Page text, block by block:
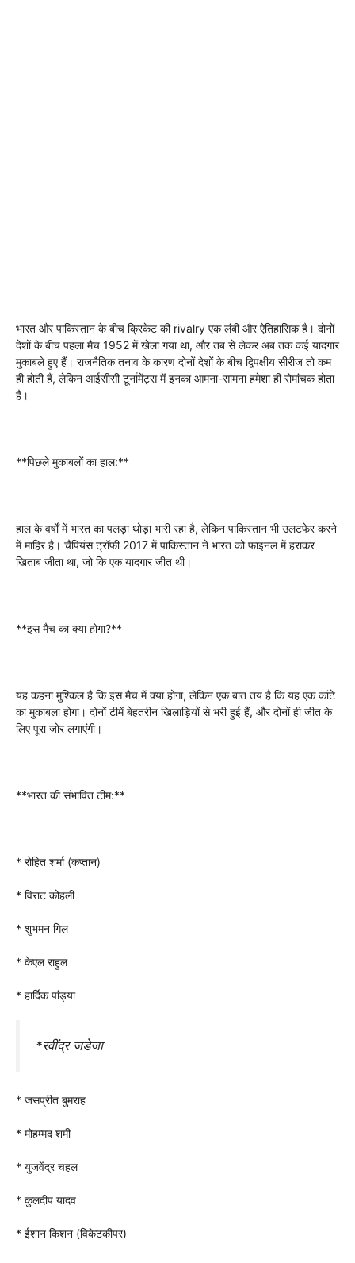
भारत और पाकिस्तान के बीच क्रिकेट की rivalry एक लंबी और ऐतिहासिक है। दोनों
देशों के बीच पहला मैच 1952 में खेला गया था, और तब से लेकर अब तक कई यादगार
मुकाबले हुए हैं। राजनैतिक तनाव के कारण दोनों देशों के बीच द्विपक्षीय सीरीज तो कम
ही होती हैं, लेकिन आईसीसी टूर्नामेंट्स में इनका आमना-सामना हमेशा ही रोमांचक होता
है।
**पिछले मुकाबलों का हाल:**
हाल के वर्षों में भारत का पलड़ा थोड़ा भारी रहा है, लेकिन पाकिस्तान भी उलटफेर करने
में माहिर है। चैंपियंस ट्रॉफी 2017 में पाकिस्तान ने भारत को फाइनल में हराकर
खिताब जीता था, जो कि एक यादगार जीत थी।
**इस मैच का क्या होगा?**
यह कहना मुश्किल है कि इस मैच में क्या होगा, लेकिन एक बात तय है कि यह एक कांटे
का मुकाबला होगा। दोनों टीमें बेहतरीन खिलाड़ियों से भरी हुई हैं, और दोनों ही जीत के
लिए पूरा जोर लगाएंगी।
**भारत की संभावित टीम:**
* रोहित शर्मा (कप्तान)
* विराट कोहली
* शुभमन गिल
* केएल राहुल
* हार्दिक पांड्या
*रवींद्र जडेजा
* जसप्रीत बुमराह
* मोहम्मद शमी
* युजवेंद्र चहल
* कुलदीप यादव
* ईशान किशन (विकेटकीपर)